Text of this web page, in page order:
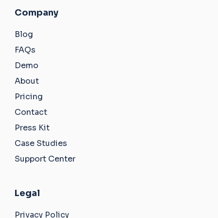
Company
Blog
FAQs
Demo
About
Pricing
Contact
Press Kit
Case Studies
Support Center
Legal
Privacy Policy